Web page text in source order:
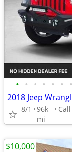
• • • • • • •
8/1
96k
mi
$10,000